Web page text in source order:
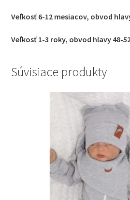
Veľkosť 6-12 mesiacov, obvod
Veľkosť 1-3 roky, obvod hlavy 48-
Súvisiace produkty